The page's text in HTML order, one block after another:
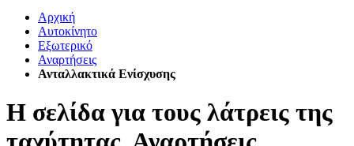
Αρχική
Αυτοκίνητο
Εξωτερικό
Αναρτήσεις
Ανταλλακτικά Ενίσχυσης
Η σελίδα για τους λάτρεις της